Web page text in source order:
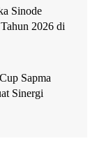
Sinode
2026 di
Sapma
Sinergi